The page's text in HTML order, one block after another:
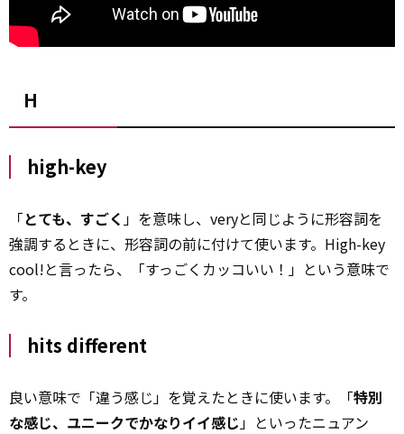
H
high-key
「とても、すごく 」を意味し、veryと同じように形容詞を
強調するときに、形容詞の前に付けて使います。High-key
cool!と言ったら、「すっごくカッコいい！」という意味で
す。
hits different
良い意味で「違う感じ」を覚えたときに使います。「特別
な感じ、ユニークでかなりイイ感じ 」といったニュアン